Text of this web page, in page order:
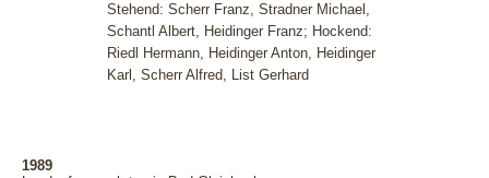
Stehend: Scherr Franz, Stradner Michael,
Schantl Albert, Heidinger Franz; Hockend:
Riedl Hermann, Heidinger Anton, Heidinger
Karl, Scherr Alfred, List Gerhard
1989